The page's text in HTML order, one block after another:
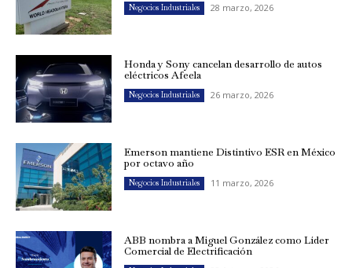
Negocios Industriales 28 marzo, 2026
Honda y Sony cancelan desarrollo de autos
eléctricos Afeela
Negocios Industriales 26 marzo, 2026
Emerson mantiene Distintivo ESR en México
por octavo año
Negocios Industriales 11 marzo, 2026
ABB nombra a Miguel González como Líder
Comercial de Electrificación